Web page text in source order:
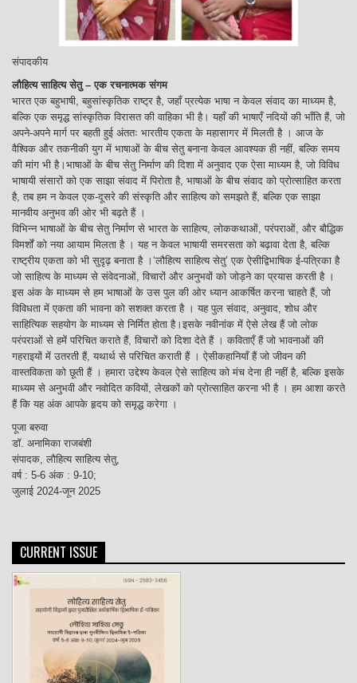
संपादकीय
लौहित्य साहित्य सेतु – एक रचनात्मक संगम
भारत एक बहुभाषी, बहुसांस्कृतिक राष्ट्र है, जहाँ प्रत्येक भाषा न केवल संवाद का माध्यम है,
बल्कि एक समृद्ध सांस्कृतिक विरासत की वाहिका भी है। यहाँ की भाषाएँ नदियों की भाँति हैं, जो
अपने-अपने मार्ग पर बहती हुई अंततः भारतीय एकता के महासागर में मिलती है । आज के
वैश्विक और तकनीकी युग में भाषाओं के बीच सेतु बनाना केवल आवश्यक ही नहीं, बल्कि समय
की मांग भी है।भाषाओं के बीच सेतु निर्माण की दिशा में अनुवाद एक ऐसा माध्यम है, जो विविध
भाषायी संसारों को एक साझा संवाद में पिरोता है, भाषाओं के बीच संवाद को प्रोत्साहित करता
है, तब हम न केवल एक-दूसरे की संस्कृति और साहित्य को समझते हैं, बल्कि एक साझा
मानवीय अनुभव की ओर भी बढ़ते हैं ।
विभिन्न भाषाओं के बीच सेतु निर्माण से भारत के साहित्य, लोककथाओं, परंपराओं, और बौद्धिक
विमर्शों को नया आयाम मिलता है । यह न केवल भाषायी समरसता को बढ़ावा देता है, बल्कि
राष्ट्रीय एकता को भी सुदृढ़ बनाता है ।‘लौहित्य साहित्य सेतु’ एक ऐसीद्विभाषिक ई-पत्रिका है
जो साहित्य के माध्यम से संवेदनाओं, विचारों और अनुभवों को जोड़ने का प्रयास करती है ।
इस अंक के माध्यम से हम भाषाओं के उस पुल की ओर ध्यान आकर्षित करना चाहते हैं, जो
विविधता में एकता की भावना को सशक्त करता है । यह पुल संवाद, अनुवाद, शोध और
साहित्यिक सहयोग के माध्यम से निर्मित होता है।इसके नवीनांक में ऐसे लेख हैं जो लोक
परंपराओं से हमें परिचित कराते हैं, विचारों को दिशा देते हैं । कविताएँ हैं जो भावनाओं की
गहराइयों में उतरती हैं, यथार्थ से परिचित कराती हैं । ऐसीकहानियाँ हैं जो जीवन की
वास्तविकता को छूती हैं । हमारा उद्देश्य केवल ऐसे साहित्य को मंच देना ही नहीं है, बल्कि इसके
माध्यम से अनुभवी और नवोदित कवियों, लेखकों को प्रोत्साहित करना भी है । हम आशा करते
हैं कि यह अंक आपके हृदय को समृद्ध करेगा ।
पूजा बरुवा
डॉ. अनामिका राजबंशी
संपादक, लौहित्य साहित्य सेतु,
वर्ष : 5-6 अंक : 9-10;
जुलाई 2024-जून 2025
CURRENT ISSUE